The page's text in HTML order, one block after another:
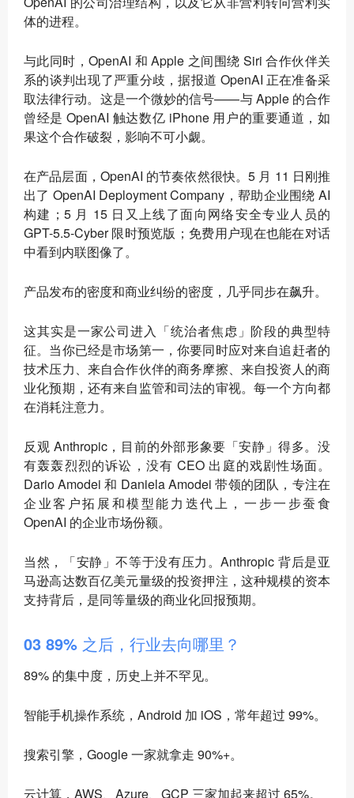
体的进程。
与此同时，OpenAI 和 Apple 之间围绕 Siri 合作伙伴关
系的谈判出现了严重分歧，据报道 OpenAI 正在准备采
取法律行动。这是一个微妙的信号——与 Apple 的合作
曾经是 OpenAI 触达数亿 iPhone 用户的重要通道，如
果这个合作破裂，影响不可小觑。
在产品层面，OpenAI 的节奏依然很快。5 月 11 日刚推
出了 OpenAI Deployment Company，帮助企业围绕 AI
构建；5 月 15 日又上线了面向网络安全专业人员的
GPT-5.5-Cyber 限时预览版；免费用户现在也能在对话
中看到内联图像了。
产品发布的密度和商业纠纷的密度，几乎同步在飙升。
这其实是一家公司进入「统治者焦虑」阶段的典型特
征。当你已经是市场第一，你要同时应对来自追赶者的
技术压力、来自合作伙伴的商务摩擦、来自投资人的商
业化预期，还有来自监管和司法的审视。每一个方向都
在消耗注意力。
反观 Anthropic，目前的外部形象要「安静」得多。没
有轰轰烈烈的诉讼，没有 CEO 出庭的戏剧性场面。
Dario Amodei 和 Daniela Amodei 带领的团队，专注在
企业客户拓展和模型能力迭代上，一步一步蚕食
OpenAI 的企业市场份额。
当然，「安静」不等于没有压力。Anthropic 背后是亚
马逊高达数百亿美元量级的投资押注，这种规模的资本
支持背后，是同等量级的商业化回报预期。
03 89% 之后，行业去向哪里？
89% 的集中度，历史上并不罕见。
智能手机操作系统，Android 加 iOS，常年超过 99%。
搜索引擎，Google 一家就拿走 90%+。
云计算，AWS、Azure、GCP 三家加起来超过 65%。